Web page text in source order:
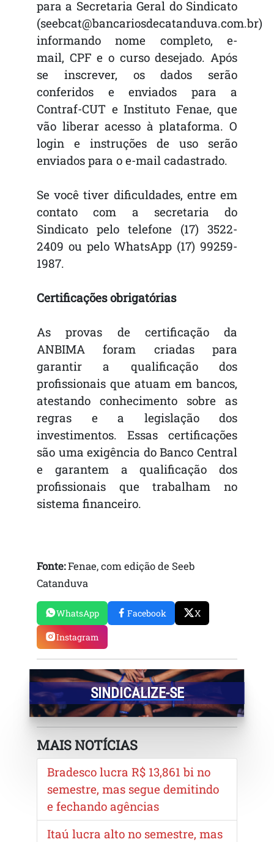
para a Secretaria Geral do Sindicato
(seebcat@bancariosdecatanduva.com.br)
informando nome completo, e-
mail, CPF e o curso desejado. Após
se inscrever, os dados serão
conferidos e enviados para a
Contraf-CUT e Instituto Fenae, que
vão liberar acesso à plataforma. O
login e instruções de uso serão
enviados para o e-mail cadastrado.
Se você tiver dificuldades, entre em
contato com a secretaria do
Sindicato pelo telefone (17) 3522-
2409 ou pelo WhatsApp (17) 99259-
1987.
Certificações obrigatórias
As provas de certificação da
ANBIMA foram criadas para
garantir a qualificação dos
profissionais que atuam em bancos,
atestando conhecimento sobre as
regras e a legislação dos
investimentos. Essas certificações
são uma exigência do Banco Central
e garantem a qualificação dos
profissionais que trabalham no
sistema financeiro.
Fonte:Fenae, com edição de Seeb
Catanduva
WhatsApp Facebook X
Instagram
SINDICALIZE-SE
MAIS NOTÍCIAS
Bradesco lucra R$ 13,861 bi no
semestre, mas segue demitindo
e fechando agências
Itaú lucra alto no semestre, mas